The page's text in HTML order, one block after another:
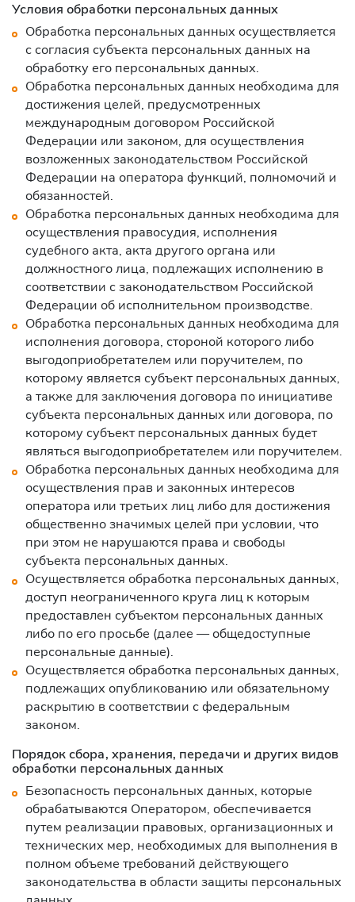
Условия обработки персональных данных
Обработка персональных данных осуществляется
с согласия субъекта персональных данных на
обработку его персональных данных.
Обработка персональных данных необходима для
достижения целей, предусмотренных
международным договором Российской
Федерации или законом, для осуществления
возложенных законодательством Российской
Федерации на оператора функций, полномочий и
обязанностей.
Обработка персональных данных необходима для
осуществления правосудия, исполнения
судебного акта, акта другого органа или
должностного лица, подлежащих исполнению в
соответствии с законодательством Российской
Федерации об исполнительном производстве.
Обработка персональных данных необходима для
исполнения договора, стороной которого либо
выгодоприобретателем или поручителем, по
которому является субъект персональных данных,
а также для заключения договора по инициативе
субъекта персональных данных или договора, по
которому субъект персональных данных будет
являться выгодоприобретателем или поручителем.
Обработка персональных данных необходима для
осуществления прав и законных интересов
оператора или третьих лиц либо для достижения
общественно значимых целей при условии, что
при этом не нарушаются права и свободы
субъекта персональных данных.
Осуществляется обработка персональных данных,
доступ неограниченного круга лиц к которым
предоставлен субъектом персональных данных
либо по его просьбе (далее — общедоступные
персональные данные).
Осуществляется обработка персональных данных,
подлежащих опубликованию или обязательному
раскрытию в соответствии с федеральным
законом.
Порядок сбора, хранения, передачи и других видов
обработки персональных данных
Безопасность персональных данных, которые
обрабатываются Оператором, обеспечивается
путем реализации правовых, организационных и
технических мер, необходимых для выполнения в
полном объеме требований действующего
законодательства в области защиты персональных